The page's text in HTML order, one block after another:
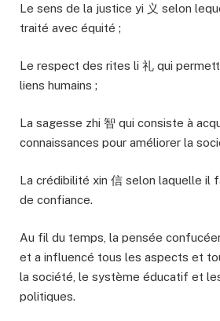
Le sens de la justice yi 义 selon
traité avec équité ;
Le respect des rites li 礼 qui
liens humains ;
La sagesse zhi 智 qui consiste à
connaissances pour améliorer la
La crédibilité xin 信 selon laquelle il
de confiance.
Au fil du temps, la pensée
et a influencé tous les aspects et
la société, le système éducatif et
politiques.